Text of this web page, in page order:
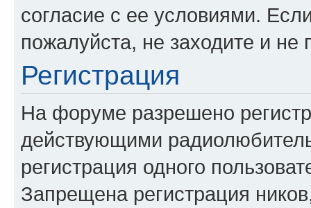
согласие с ее условиями.
пожалуйста, не заходите и
Регистрация
На форуме разрешено
действующими
регистрация одного
Запрещена регистрация